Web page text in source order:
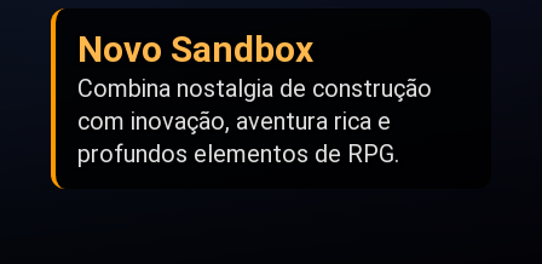
Novo Sandbox
Combina nostalgia de construção
com inovação, aventura rica e
profundos elementos de RPG.